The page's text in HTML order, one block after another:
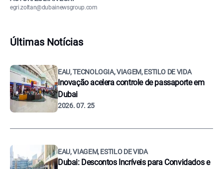
egri.zoltan@dubainewsgroup.com
Últimas Notícias
EAU, TECNOLOGIA, VIAGEM, ESTILO DE VIDA
Inovação acelera controle de passaporte em
Dubai
2026. 07. 25
EAU, VIAGEM, ESTILO DE VIDA
Dubai: Descontos Incríveis para Convidados e